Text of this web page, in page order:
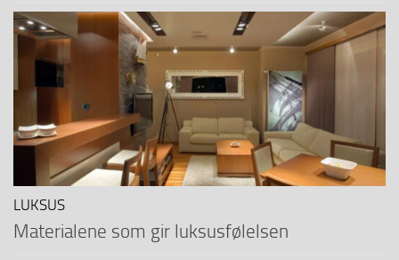
LUKSUS
Materialene som gir luksusfølelsen